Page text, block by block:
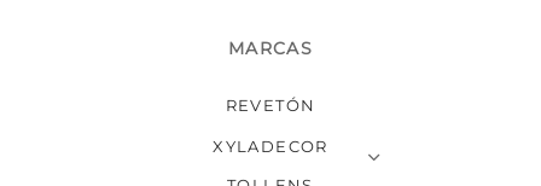
MARCAS
REVETÓN
XYLADECOR